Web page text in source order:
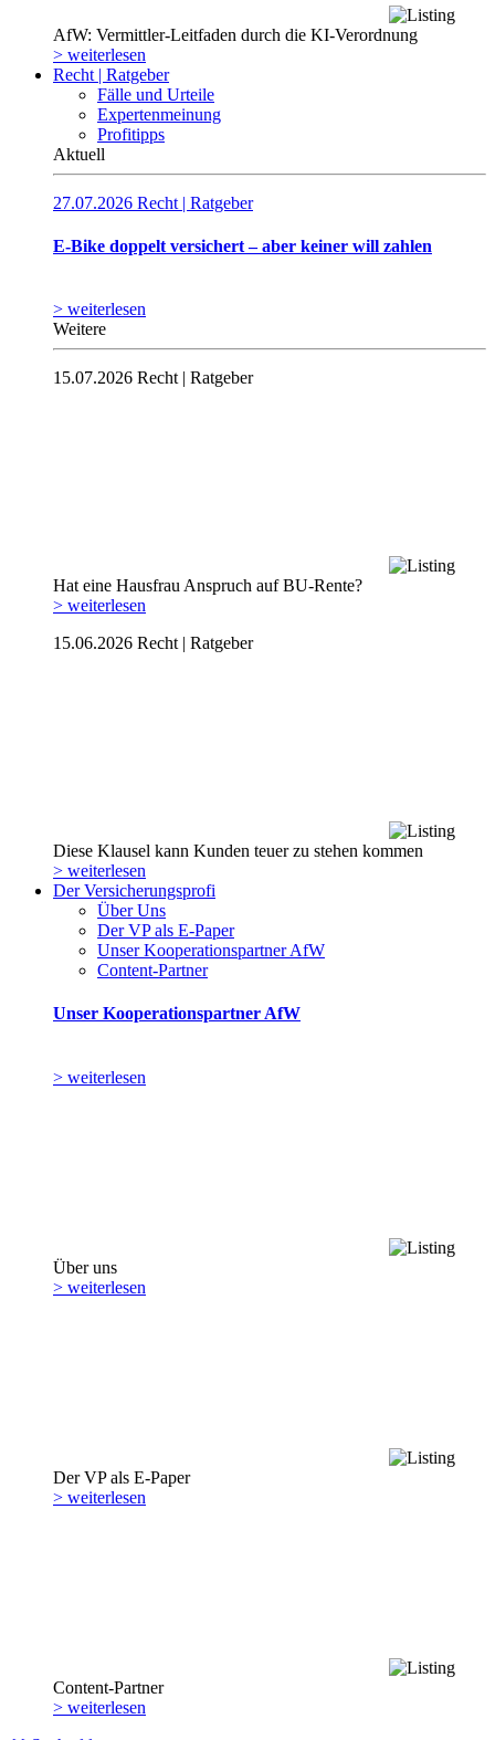
AfW: Vermittler-Leitfaden durch die KI-Verordnung
> weiterlesen
Recht | Ratgeber
Fälle und Urteile
Expertenmeinung
Profitipps
Aktuell
27.07.2026 Recht | Ratgeber
E-Bike doppelt versichert – aber keiner will zahlen
> weiterlesen
Weitere
15.07.2026 Recht | Ratgeber
Hat eine Hausfrau Anspruch auf BU-Rente?
> weiterlesen
15.06.2026 Recht | Ratgeber
Diese Klausel kann Kunden teuer zu stehen kommen
> weiterlesen
Der Versicherungsprofi
Über Uns
Der VP als E-Paper
Unser Kooperationspartner AfW
Content-Partner
Unser Kooperationspartner AfW
> weiterlesen
Über uns
> weiterlesen
Der VP als E-Paper
> weiterlesen
Content-Partner
> weiterlesen